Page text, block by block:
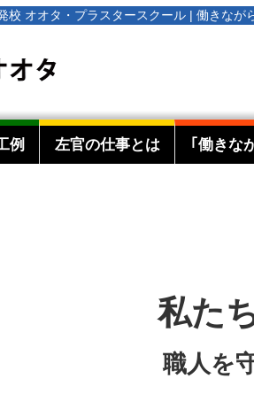
校 オオタ・プラスタースクール | 働きな
例 左官の仕事とは ｢働きな
私た
職人を